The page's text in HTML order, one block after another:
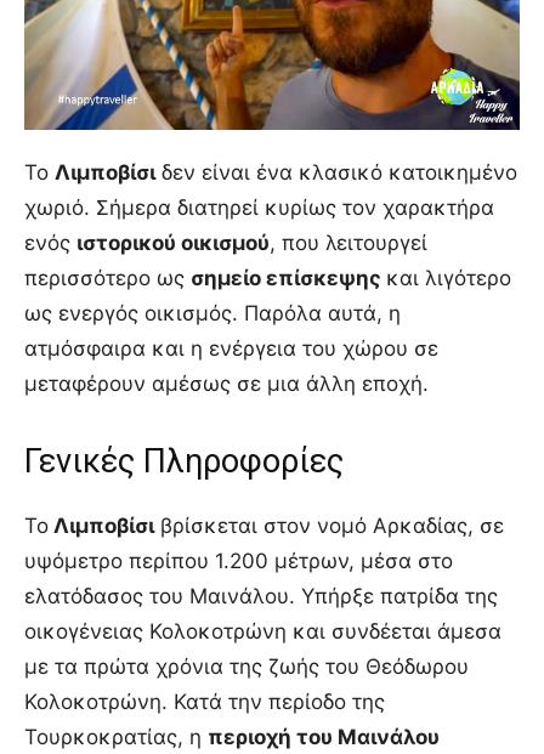
Το Λιμποβίσιδεν είναι ένα κλασικό κατοικημένο
χωριό. Σήμερα διατηρεί κυρίως τον χαρακτήρα
ενός ιστορικού οικισμού, που λειτουργεί
περισσότερο ως σημείο επίσκεψης και λιγότερο
ως ενεργός οικισμός. Παρόλα αυτά, η
ατμόσφαιρα και η ενέργεια του χώρου σε
μεταφέρουν αμέσως σε μια άλλη εποχή.
Γενικές Πληροφορίες
Το Λιμποβίσιβρίσκεται στον νομό Αρκαδίας, σε
υψόμετρο περίπου 1.200 μέτρων, μέσα στο
ελατόδασος του Μαινάλου. Υπήρξε πατρίδα της
οικογένειας Κολοκοτρώνη και συνδέεται άμεσα
με τα πρώτα χρόνια της ζωής του Θεόδωρου
Κολοκοτρώνη. Κατά την περίοδο της
Τουρκοκρατίας, η περιοχή του Μαινάλου